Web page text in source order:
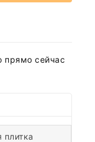
прямо сейчас
плитка